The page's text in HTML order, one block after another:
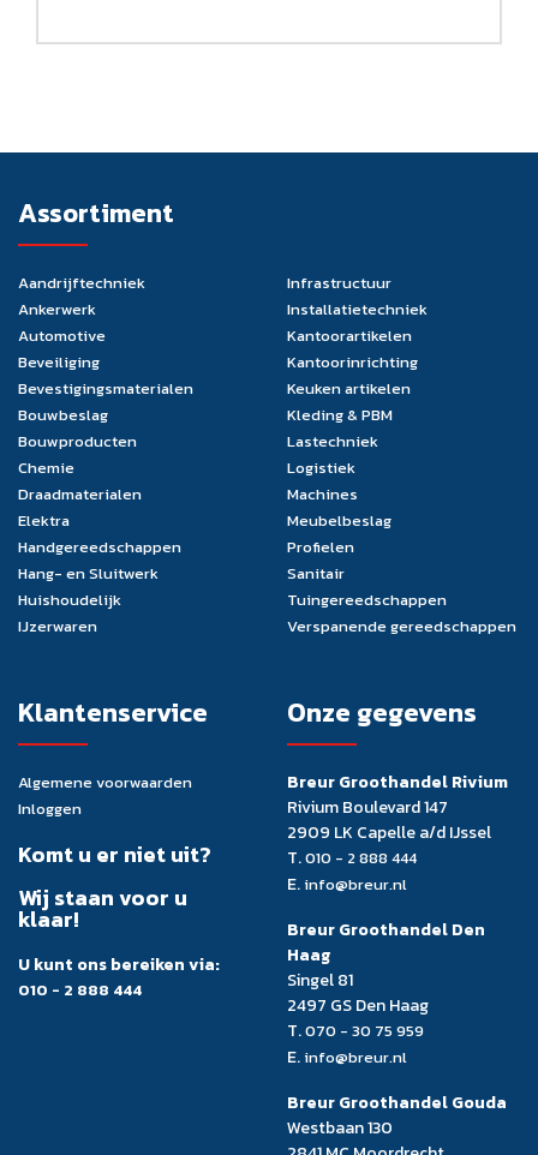
Assortiment
Aandrijftechniek
Ankerwerk
Automotive
Beveiliging
Bevestigingsmaterialen
Bouwbeslag
Bouwproducten
Chemie
Draadmaterialen
Elektra
Handgereedschappen
Hang- en Sluitwerk
Huishoudelijk
IJzerwaren
Infrastructuur
Installatietechniek
Kantoorartikelen
Kantoorinrichting
Keuken artikelen
Kleding & PBM
Lastechniek
Logistiek
Machines
Meubelbeslag
Profielen
Sanitair
Tuingereedschappen
Verspanende gereedschappen
Klantenservice
Algemene voorwaarden
Inloggen
Komt u er niet uit?
Wij staan voor u
klaar!
U kunt ons bereiken via:
010 - 2 888 444
Onze gegevens
Breur Groothandel Rivium
Rivium Boulevard 147
2909 LK Capelle a/d IJssel
T.010 - 2 888 444
E. info@breur.nl
Breur Groothandel Den
Haag
Singel 81
2497 GS Den Haag
T.070 - 30 75 959
E. info@breur.nl
Breur Groothandel Gouda
Westbaan 130